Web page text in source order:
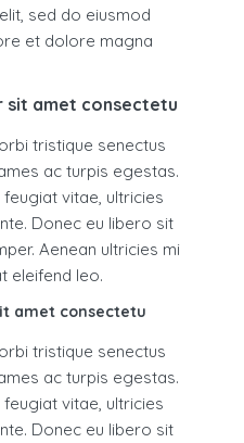
sed do eiusmod
et dolore magna
sit amet consectetu
tristique senectus
ac turpis egestas.
vitae, ultricies
Donec eu libero sit
Aenean ultricies mi
eleifend leo.
amet consectetu
tristique senectus
ac turpis egestas.
vitae, ultricies
Donec eu libero sit